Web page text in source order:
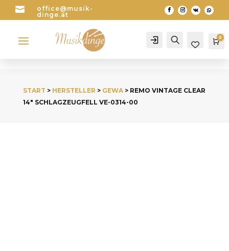

office@musik-
dinge.at
a Account Search 0
START > HERSTELLER > GEWA> REMO VINTAGE CLEAR
14″ SCHLAGZEUGFELL VE-0314-00